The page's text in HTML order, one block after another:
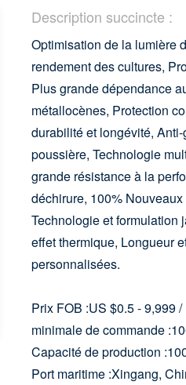
Description succincte :
Optimisation de la lumière
rendement des cultures,
Plus grande dépendance
métallocènes, Protection
durabilité et longévité,
poussière, Technologie
grande résistance à la
déchirure, 100%
Technologie et formulation
effet thermique, Longueur
personnalisées.
Prix FOB :US $0.5 - 9,999
minimale de commande
Capacité de production
Port maritime :Xingang,